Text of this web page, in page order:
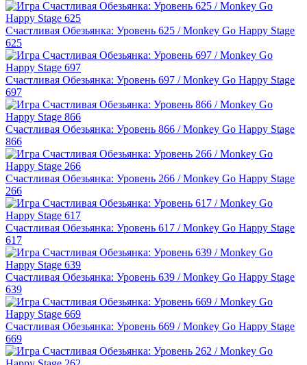
Счастливая Обезьянка: Уровень 625 / Monkey Go Happy Stage
625
Счастливая Обезьянка: Уровень 697 / Monkey Go Happy Stage
697
Счастливая Обезьянка: Уровень 866 / Monkey Go Happy Stage
866
Счастливая Обезьянка: Уровень 266 / Monkey Go Happy Stage
266
Счастливая Обезьянка: Уровень 617 / Monkey Go Happy Stage
617
Счастливая Обезьянка: Уровень 639 / Monkey Go Happy Stage
639
Счастливая Обезьянка: Уровень 669 / Monkey Go Happy Stage
669